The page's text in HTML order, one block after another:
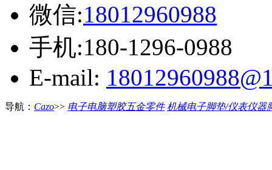
微信:18012960988
手机:180-1296-0988
E-mail:
导航： Cazo>> 电子电脑塑胶五金零件 机械电子脚垫/仪表仪器